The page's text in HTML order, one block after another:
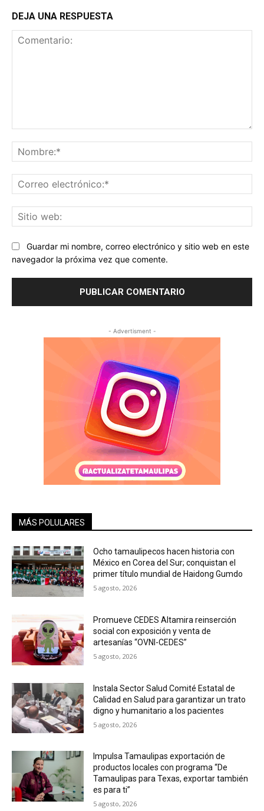
DEJA UNA RESPUESTA
Guardar mi nombre, correo electrónico y sitio web en este
navegador la próxima vez que comente.
- Advertisment -
MÁS POLULARES
Ocho tamaulipecos hacen historia con
México en Corea del Sur; conquistan el
primer título mundial de Haidong Gumdo
5 agosto, 2026
Promueve CEDES Altamira reinserción
social con exposición y venta de
artesanías “OVNI-CEDES”
5 agosto, 2026
Instala Sector Salud Comité Estatal de
Calidad en Salud para garantizar un trato
digno y humanitario a los pacientes
5 agosto, 2026
Impulsa Tamaulipas exportación de
productos locales con programa “De
Tamaulipas para Texas, exportar también
es para ti”
5 agosto, 2026